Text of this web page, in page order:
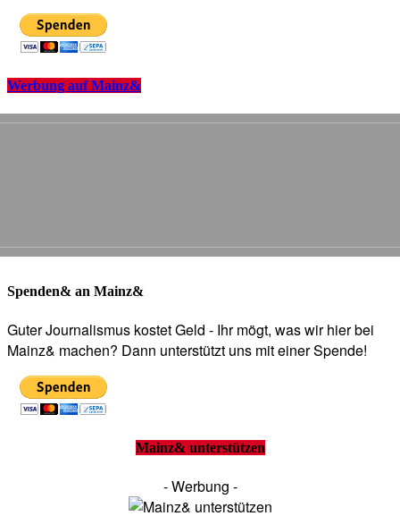
Werbung auf Mainz&
Spenden& an Mainz&
Guter Journalismus kostet Geld - Ihr mögt, was wir hier bei
Mainz& machen? Dann unterstützt uns mit einer Spende!
Mainz& unterstützen
- Werbung -